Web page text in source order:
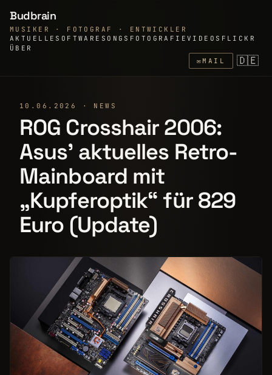
Budbrain
MUSIKER · FOTOGRAF · ENTWICKLER
AKTUELLE SOFTWARE SONGS FOTOGRAFIEVIDEOS FLICKR
ÜBER
✉MAIL 🇩🇪
10.06.2026 · NEWS
ROG Crosshair 2006:
Asus' aktuelles Retro-
Mainboard mit
„Kupferoptik“ für 829
Euro (Update)